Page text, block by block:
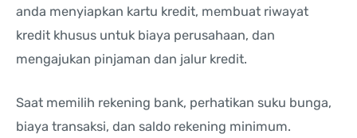
anda menyiapkan kartu kredit, membuat riwayat
kredit khusus untuk biaya perusahaan, dan
mengajukan pinjaman dan jalur kredit.
Saat memilih rekening bank, perhatikan suku bunga,
biaya transaksi, dan saldo rekening minimum.